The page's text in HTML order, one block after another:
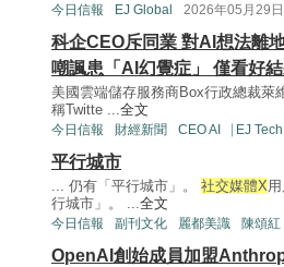
今日信報 EJ Global 2026年05月29日
科企CEO斥同業 對AI想法離
嘲諷患「AI幻覺症」 僅看好
美國雲端儲存服務商Box行政總裁萊
稱Twitte ...全文
今日信報 財經新聞 CEO AI⎹ EJ Tech
平行城市
... 仍有「平行城市」。 社交媒體X
行城市」。 ...全文
今日信報 副刊文化 麗都美識 陳頌紅
OpenAI創始成員加盟